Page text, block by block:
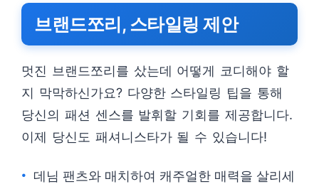
브랜드쪼리, 스타일링 제안
멋진 브랜드쪼리를 샀는데 어떻게 코디해야 할
지 막막하신가요? 다양한 스타일링 팁을 통해
당신의 패션 센스를 발휘할 기회를 제공합니다.
이제 당신도 패셔니스타가 될 수 있습니다!
데님 팬츠와 매치하여 캐주얼한 매력을 살리세